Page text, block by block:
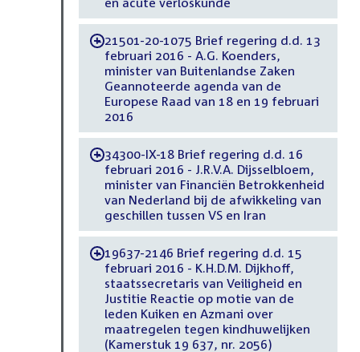
-21501-20-1075 Brief regering d.d. 13
februari 2016 - A.G. Koenders,
minister van Buitenlandse Zaken
Geannoteerde agenda van de
Europese Raad van 18 en 19 februari
2016
-34300-IX-18 Brief regering d.d. 16
februari 2016 - J.R.V.A. Dijsselbloem,
minister van Financiën Betrokkenheid
van Nederland bij de afwikkeling van
geschillen tussen VS en Iran
-19637-2146 Brief regering d.d. 15
februari 2016 - K.H.D.M. Dijkhoff,
staatssecretaris van Veiligheid en
Justitie Reactie op motie van de
leden Kuiken en Azmani over
maatregelen tegen kindhuwelijken
(Kamerstuk 19 637, nr. 2056)